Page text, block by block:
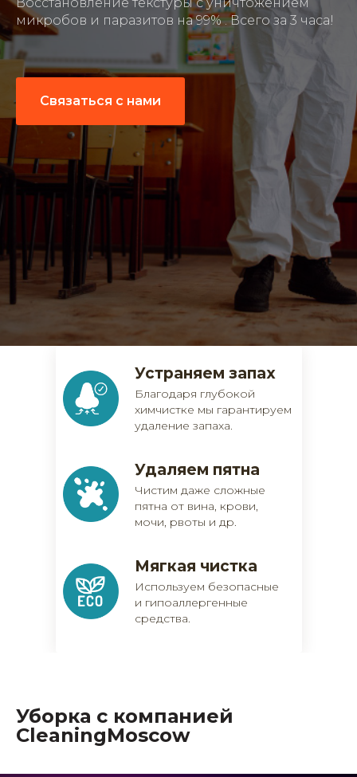
микробов и паразитов на 99% . Всего за 3 часа!
Связаться с нами
Благодаря глубокой
химчистке мы гарантируем
удаление запаха.
Чистим даже сложные
пятна от вина, крови,
мочи, рвоты и др.
Используем безопасные
и гипоаллергенные
средства.
Устраняем запах
Удаляем пятна
Мягкая чистка
Уборка с компанией
CleaningMoscow